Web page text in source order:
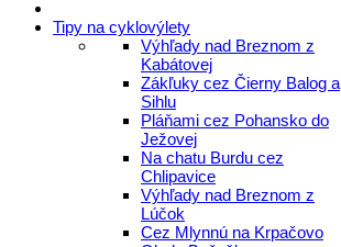
Tipy na cyklovýlety
Výhľady nad Breznom z
Kabátovej
Zákľuky cez Čierny Balog a
Sihlu
Pláňami cez Pohansko do
Ježovej
Na chatu Burdu cez
Chlipavice
Výhľady nad Breznom z
Lúčok
Cez Mlynnú na Krpačovo